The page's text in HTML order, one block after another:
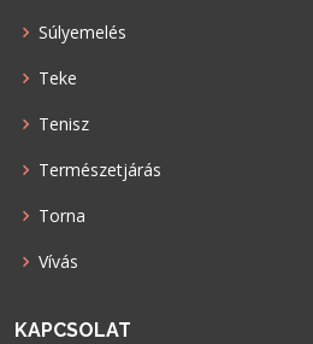
Súlyemelés
Teke
Tenisz
Természetjárás
Torna
Vívás
KAPCSOLAT